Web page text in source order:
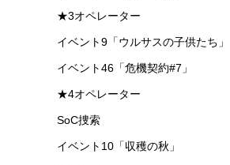
★3オペレーター
イベント9「ウルサスの子供たち」
イベント46「危機契約#7」
★4オペレーター
SoC捜索
イベント10「収穫の秋」